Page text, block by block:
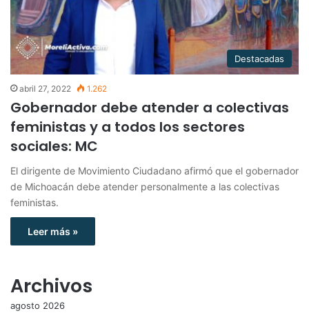
Destacadas
abril 27, 2022 1.262
Gobernador debe atender a colectivas
feministas y a todos los sectores
sociales: MC
El dirigente de Movimiento Ciudadano afirmó que el gobernador
de Michoacán debe atender personalmente a las colectivas
feministas.
Leer más »
Archivos
agosto 2026